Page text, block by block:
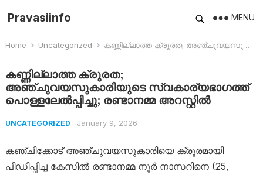
Pravasiinfo MENU
Home Uncategorized കണ്ണില്ലാത്ത ക്രൂരത; അഞ്ചുവയസുകാരിയുടെ സ്വകാര്യഭാഗത്ത് പൊള്ളലേൽപ്പിച്ചു; രണ്ടാനമ്മ അറസ്റ്റിൽ
കണ്ണില്ലാത്ത ക്രൂരത;
അഞ്ചുവയസുകാരിയുടെ സ്വകാര്യഭാഗത്ത്
പൊള്ളലേൽപ്പിച്ചു; രണ്ടാനമ്മ അറസ്റ്റിൽ
UNCATEGORIZED January 9, 2026
കഞ്ചിക്കോട് അഞ്ചുവയസുകാരിയെ ക്രൂരമായി
പീഡിപ്പിച്ച കേസിൽ രണ്ടാനമ്മ നൂർ നാസറിനെ (25,